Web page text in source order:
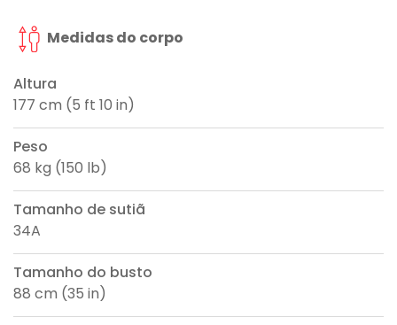
Medidas do corpo
Altura
177 cm (5 ft 10 in)
Peso
68 kg (150 lb)
Tamanho de sutiã
34A
Tamanho do busto
88 cm (35 in)